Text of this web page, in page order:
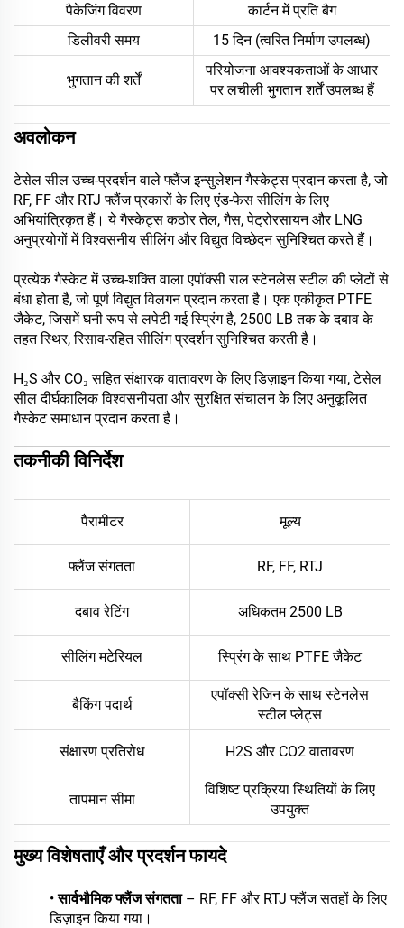
पैकेजिंग विवरण
कार्टन में प्रति बैग
डिलीवरी समय
15 दिन (त्वरित निर्माण उपलब्ध)
भुगतान की शर्तें
परियोजना आवश्यकताओं के आधार
पर लचीली भुगतान शर्तें उपलब्ध हैं
अवलोकन
टेसेल सील उच्च-प्रदर्शन वाले फ्लैंज इन्सुलेशन गैस्केट्स प्रदान करता है, जो
RF, FF और RTJ फ्लैंज प्रकारों के लिए एंड-फेस सीलिंग के लिए
अभियांत्रिकृत हैं। ये गैस्केट्स कठोर तेल, गैस, पेट्रोरसायन और LNG
अनुप्रयोगों में विश्वसनीय सीलिंग और विद्युत विच्छेदन सुनिश्चित करते हैं।
प्रत्येक गैस्केट में उच्च-शक्ति वाला एपॉक्सी राल स्टेनलेस स्टील की प्लेटों से
बंधा होता है, जो पूर्ण विद्युत विलगन प्रदान करता है। एक एकीकृत PTFE
जैकेट, जिसमें घनी रूप से लपेटी गई स्प्रिंग है, 2500 LB तक के दबाव के
तहत स्थिर, रिसाव-रहित सीलिंग प्रदर्शन सुनिश्चित करती है।
H₂S और CO₂ सहित संक्षारक वातावरण के लिए डिज़ाइन किया गया, टेसेल
सील दीर्घकालिक विश्वसनीयता और सुरक्षित संचालन के लिए अनुकूलित
गैस्केट समाधान प्रदान करता है।
तकनीकी विनिर्देश
पैरामीटर मूल्य
फ्लैंज संगतता RF, FF, RTJ
दबाव रेटिंग अधिकतम 2500 LB
सीलिंग मटेरियल स्प्रिंग के साथ PTFE जैकेट
बैकिंग पदार्थ
एपॉक्सी रेजिन के साथ स्टेनलेस
स्टील प्लेट्स
संक्षारण प्रतिरोध H2S और CO2 वातावरण
तापमान सीमा
विशिष्ट प्रक्रिया स्थितियों के लिए
उपयुक्त
मुख्य विशेषताएँ और प्रदर्शन फायदे
•सार्वभौमिक फ्लैंज संगतता – RF, FF और RTJ फ्लैंज सतहों के लिए
डिज़ाइन किया गया।